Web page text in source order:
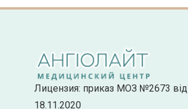
Лицензия: приказ МОЗ №2673 від
18.11.2020